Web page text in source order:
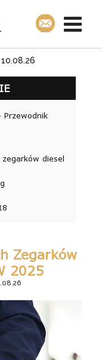
Przewodnik
diesel
Zegarków
2025